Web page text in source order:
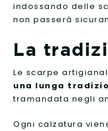
indossando delle
non passerà
La
Le scarpe
una lunga
tramandata negli
Ogni calzatura